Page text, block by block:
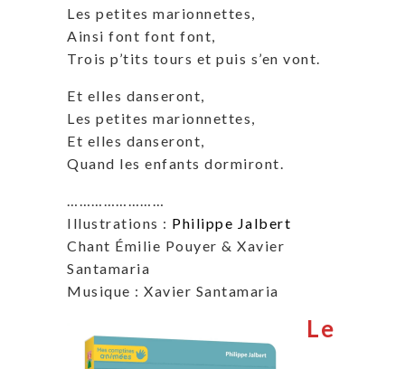
Les petites marionnettes,
Ainsi font font font,
Trois p’tits tours et puis s’en vont.
Et elles danseront,
Les petites marionnettes,
Et elles danseront,
Quand les enfants dormiront.
Illustrations : Philippe Jalbert
Chant Émilie Pouyer & Xavier
Santamaria
Musique : Xavier Santamaria
Le